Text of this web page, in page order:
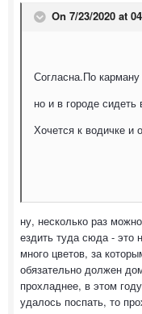
On 7/23/2020 at
Согласна.По карману
но и в городе
Хочется к водичке и
ну, несколько раз
ездить туда сюда - это
много цветов, за
обязательно должен
прохладнее, в этом
удалось поспать, то